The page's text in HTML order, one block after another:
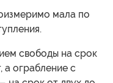
мала по
свободы на срок
а ограбление с